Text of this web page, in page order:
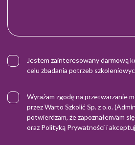
Jestem zainteresowany darmową
celu zbadania potrzeb
Wyrażam zgodę na przetwarzanie
przez Warto Szkolić Sp. z o.o.
potwierdzam, że zapoznałem/am
oraz Polityką Prywatnościi